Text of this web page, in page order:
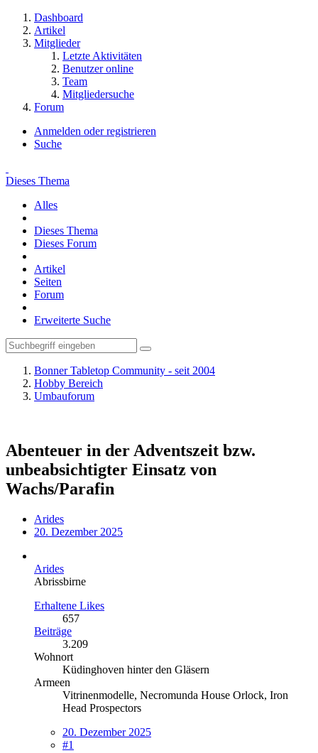
Dashboard
Artikel
Mitglieder
Letzte Aktivitäten
Benutzer online
Team
Mitgliedersuche
Forum
Anmelden oder registrieren
Suche
Dieses Thema
Alles
Dieses Thema
Dieses Forum
Artikel
Seiten
Forum
Erweiterte Suche
Bonner Tabletop Community - seit 2004
Hobby Bereich
Umbauforum
Abenteuer in der Adventszeit bzw.
unbeabsichtigter Einsatz von
Wachs/Parafin
Arides
20. Dezember 2025
Arides
Abrissbirne
Erhaltene Likes
657
Beiträge
3.209
Wohnort
Küdinghoven hinter den Gläsern
Armeen
Vitrinenmodelle, Necromunda House Orlock, Iron
Head Prospectors
20. Dezember 2025
#1